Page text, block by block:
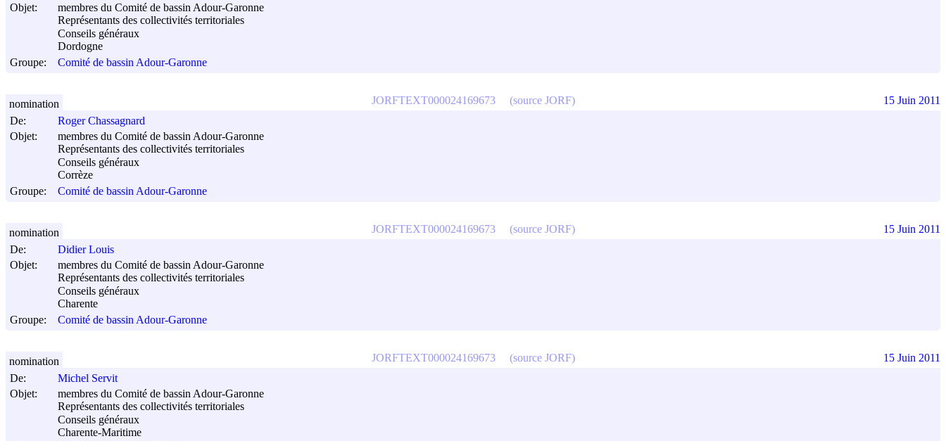
Objet:
membres du Comité de bassin Adour-Garonne
Représentants des collectivités territoriales
Conseils généraux
Dordogne
Groupe:
Comité de bassin Adour-Garonne
De:
Roger Chassagnard
Objet:
membres du Comité de bassin Adour-Garonne
Représentants des collectivités territoriales
Conseils généraux
Corrèze
Groupe:
Comité de bassin Adour-Garonne
JORFTEXT000024169673 (source JORF)
nomination 15 Juin 2011
De:
Didier Louis
Objet:
membres du Comité de bassin Adour-Garonne
Représentants des collectivités territoriales
Conseils généraux
Charente
Groupe:
Comité de bassin Adour-Garonne
JORFTEXT000024169673 (source JORF)
nomination 15 Juin 2011
De:
Michel Servit
Objet:
membres du Comité de bassin Adour-Garonne
Représentants des collectivités territoriales
Conseils généraux
Charente-Maritime
JORFTEXT000024169673 (source JORF)
nomination 15 Juin 2011